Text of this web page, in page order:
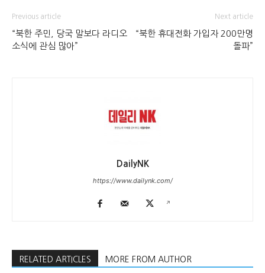
Previous article
“북한 주민, 당국 말보다 라디오
소식에 관심 많아”
Next article
“북한 휴대전화 가입자 200만명
돌파”
DailyNK
https://www.dailynk.com/
RELATED ARTICLES MORE FROM AUTHOR